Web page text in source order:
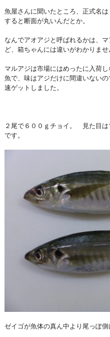
魚屋さんに聞いたところ、正式名
すると断面が丸いんだとか。
なんでアオアジと呼ばれるかは、
ど、箱ちゃんには違いがわかりませ
マルアジは市場にはめったに入荷
魚で、味はアジだけに間違いない
速ゲットしました。
２尾で６００ｇチョイ。 見た目
です。
ゼイゴが魚体の真ん中より尾っぽ側